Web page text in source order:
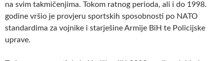
na svim takmičenjima. Tokom ratnog perioda, ali i do 1998.
godine vršio je provjeru sportskih sposobnosti po NATO
standardima za vojnike i starješine Armije BiH te Policijske
uprave.